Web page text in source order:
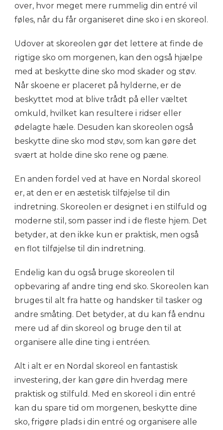
over, hvor meget mere rummelig din entré vil
føles, når du får organiseret dine sko i en skoreol.
Udover at skoreolen gør det lettere at finde de
rigtige sko om morgenen, kan den også hjælpe
med at beskytte dine sko mod skader og støv.
Når skoene er placeret på hylderne, er de
beskyttet mod at blive trådt på eller væltet
omkuld, hvilket kan resultere i ridser eller
ødelagte hæle. Desuden kan skoreolen også
beskytte dine sko mod støv, som kan gøre det
svært at holde dine sko rene og pæne.
En anden fordel ved at have en Nordal skoreol
er, at den er en æstetisk tilføjelse til din
indretning. Skoreolen er designet i en stilfuld og
moderne stil, som passer ind i de fleste hjem. Det
betyder, at den ikke kun er praktisk, men også
en flot tilføjelse til din indretning.
Endelig kan du også bruge skoreolen til
opbevaring af andre ting end sko. Skoreolen kan
bruges til alt fra hatte og handsker til tasker og
andre småting. Det betyder, at du kan få endnu
mere ud af din skoreol og bruge den til at
organisere alle dine ting i entréen.
Alt i alt er en Nordal skoreol en fantastisk
investering, der kan gøre din hverdag mere
praktisk og stilfuld. Med en skoreol i din entré
kan du spare tid om morgenen, beskytte dine
sko, frigøre plads i din entré og organisere alle